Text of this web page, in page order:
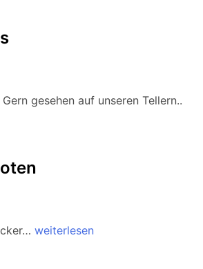
gesehen auf unseren Tellern..
weiterlesen